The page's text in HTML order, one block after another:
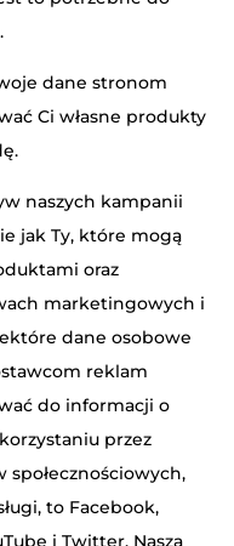
dane stronom
Ci własne produkty
naszych kampanii
jak Ty, które mogą
oraz
marketingowych i
dane osobowe
reklam
do informacji o
przez
społecznościowych,
to Facebook,
i Twitter. Naszą